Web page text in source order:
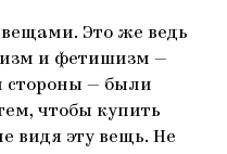
Это же ведь
и фетишизм —
стороны — были
чтобы купить
видя эту вещь. Не